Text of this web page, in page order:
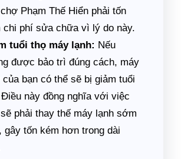
Phạm Thế Hiển phải tốn
chi phí sửa chữa vì lý do này.
tuổi thọ máy lạnh: Nếu
được bảo trì đúng cách, máy
của bạn có thể sẽ bị giảm tuổi
này đồng nghĩa với việc
phải thay thế máy lạnh sớm
gây tốn kém hơn trong dài